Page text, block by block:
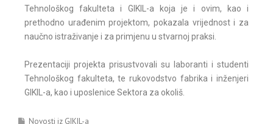
Tehnološkog fakulteta i GIKIL-a koja je i ovim, kao i
prethodno urađenim projektom, pokazala vrijednost i za
naučno istraživanje i za primjenu u stvarnoj praksi.
Prezentaciji projekta prisustvovali su laboranti i studenti
Tehnološkog fakulteta, te rukovodstvo fabrika i inženjeri
GIKIL-a, kao i uposlenice Sektora za okoliš.
Novosti iz GIKIL-a